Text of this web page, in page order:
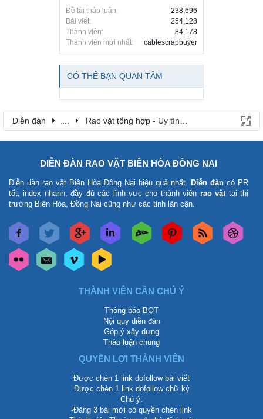
Đề tài thảo luận:
238,696
Bài viết:
254,128
Thành viên:
84,178
Thành viên mới nhất:
cablescrapbuyer
CÓ THỂ BẠN QUAN TÂM
Diễn đàn ... Rao vặt tổng hợp - Uy tín - Miễn phí
DIỄN ĐÀN RAO VẶT BIÊN HÒA ĐỒNG NAI
Diễn đàn rao vặt Biên Hòa Đồng Nai hiệu quả nhất. Diễn đàn có PR
tốt, index nhanh, đầy đủ các lĩnh vực cho thành viên rao vặttại thị
trường Biên Hòa, Đồng Nai cũng như các tỉnh lân cận.
THÀNH VIÊN CẦN CHÚ Ý
Thông báo BQT
Nội quy diễn đàn
Góp ý xây dựng
Thảo luận chung
QUYỀN LỢI THÀNH VIÊN
Được chèn 1 link dofollow bài viết
Được chèn 1 link dofollow chữ ký
Chú ý:
-Đăng 3 bài mới có quyền chèn link